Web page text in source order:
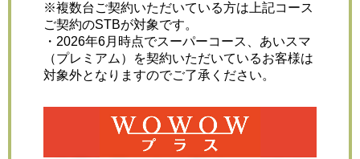
※複数台ご契約いただいている方は上記コース
ご契約のSTBが対象です。
・2026年6月時点でスーパーコース、あいスマ
（プレミアム）を契約いただいているお客様は
対象外となりますのでご了承ください。